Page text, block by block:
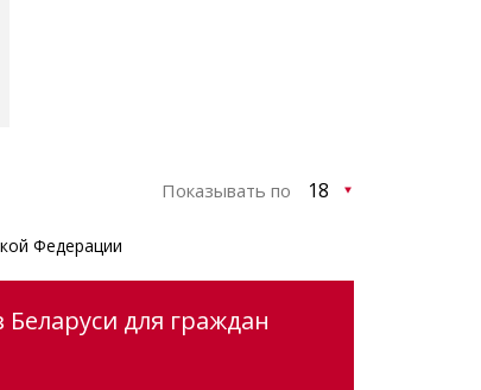
Показывать по
Федерации
для граждан